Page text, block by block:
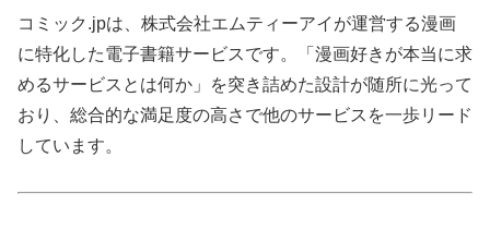
コミック.jpは、株式会社エムティーアイが運営する漫画
に特化した電子書籍サービスです。「漫画好きが本当に求
めるサービスとは何か」を突き詰めた設計が随所に光って
おり、総合的な満足度の高さで他のサービスを一歩リード
しています。